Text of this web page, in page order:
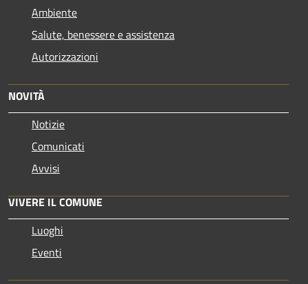
Ambiente
Salute, benessere e assistenza
Autorizzazioni
NOVITÀ
Notizie
Comunicati
Avvisi
VIVERE IL COMUNE
Luoghi
Eventi